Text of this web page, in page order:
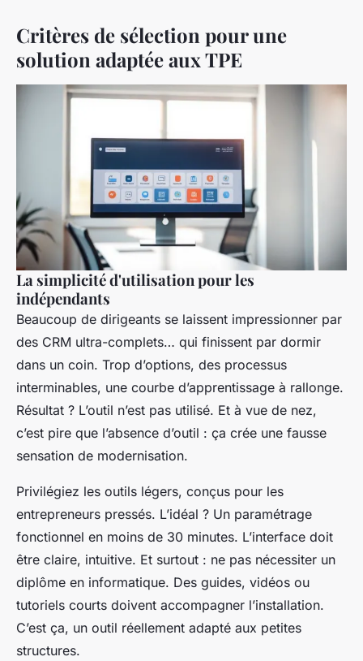
Critères de sélection pour une
solution adaptée aux TPE
La simplicité d'utilisation pour les
indépendants
Beaucoup de dirigeants se laissent impressionner par
des CRM ultra-complets… qui finissent par dormir
dans un coin. Trop d’options, des processus
interminables, une courbe d’apprentissage à rallonge.
Résultat ? L’outil n’est pas utilisé. Et à vue de nez,
c’est pire que l’absence d’outil : ça crée une fausse
sensation de modernisation.
Privilégiez les outils légers, conçus pour les
entrepreneurs pressés. L’idéal ? Un paramétrage
fonctionnel en moins de 30 minutes. L’interface doit
être claire, intuitive. Et surtout : ne pas nécessiter un
diplôme en informatique. Des guides, vidéos ou
tutoriels courts doivent accompagner l’installation.
C’est ça, un outil réellement adapté aux petites
structures.